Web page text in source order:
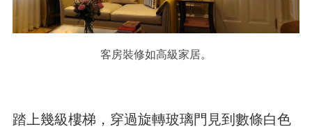
客房裝修如高級家居。
踏上幾級樓梯，穿過旋轉玻璃門見到數條白色